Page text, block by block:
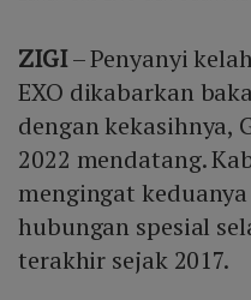
ZIGI– Penyanyi
EXO dikabarkan
dengan kekasihnya,
2022 mendatang.
mengingat
hubungan spesial
terakhir sejak 2017.